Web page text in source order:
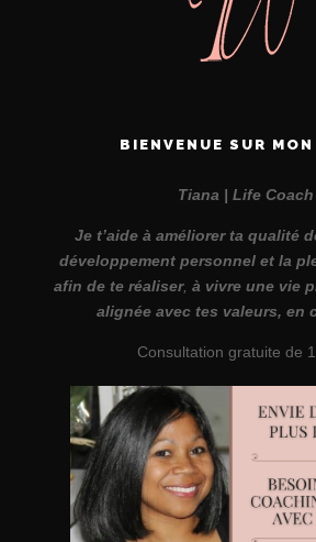
BIENVENUE SUR
Tiana | Life Coach
Je t’aide à améliorer ta qualité
développement personnel et la
afin de te réaliser, à vivre une vie
alignée avec tes valeurs, en
Consultation gratuite de